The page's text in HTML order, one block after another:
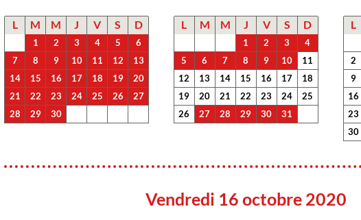
L M M J V S D
1 2 3 4 5
6
7
8 9 10 11 12
13
14
15 16 17 18 19
20
21
22 23 24 25 26
27
28
29 30
L M M J V S D
1 2 3
4
5
6 7 8 9 10
11
12
13 14 15 16 17
18
19
20 21 22 23 24
25
26
27 28 29 30 31
L
2
9
16
23
30
Vendredi 16 octobre 2020